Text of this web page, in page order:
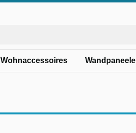
Wohnaccessoires Wandpaneele